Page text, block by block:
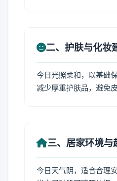
二、护肤与化妆
今日光照柔和，以基础
减少厚重护肤品，避免
三、居家环境与
今日天气阴，适合合理